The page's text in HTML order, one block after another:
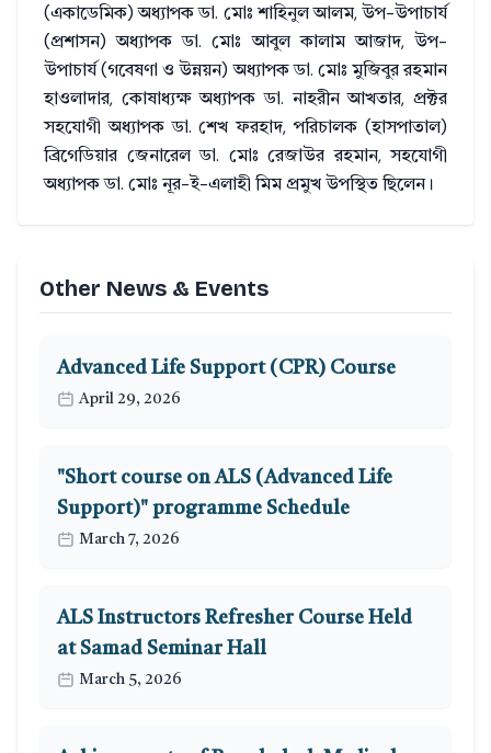
(একাডেমিক) অধ্যাপক ডা. মোঃ শাহিনুল আলম, উপ-উপাচার্য
(প্রশাসন) অধ্যাপক ডা. মোঃ আবুল কালাম আজাদ, উপ-
উপাচার্য (গবেষণা ও উন্নয়ন) অধ্যাপক ডা. মোঃ মুজিবুর রহমান
হাওলাদার, কোষাধ্যক্ষ অধ্যাপক ডা. নাহরীন আখতার, প্রক্টর
সহযোগী অধ্যাপক ডা. শেখ ফরহাদ, পরিচালক (হাসপাতাল)
ব্রিগেডিয়ার জেনারেল ডা. মোঃ রেজাউর রহমান, সহযোগী
অধ্যাপক ডা. মোঃ নূর-ই-এলাহী মিম প্রমুখ উপস্থিত ছিলেন।
Other News & Events
Advanced Life Support (CPR) Course
April 29, 2026
"Short course on ALS (Advanced Life
Support)" programme Schedule
March 7, 2026
ALS Instructors Refresher Course Held
at Samad Seminar Hall
March 5, 2026